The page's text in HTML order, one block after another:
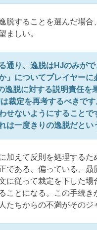
脱することを選んだ場
ましい。
通り、逸脱はHJのみが
」についてプレイヤー
脱に対する説明責任を
裁定を再考するべきで
せないようにすること
は一度きりの逸脱だとい
加えて反則を処理する
である、偏っている、
に従って裁定を下した
ことになる。この手続
たちからの不満がそのジ